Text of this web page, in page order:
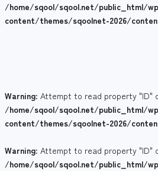
/home/sqool/sqool.net/public_html/
content/themes/sqoolnet-2026/
Warning: Attempt to read property "ID"
/home/sqool/sqool.net/public_html/
content/themes/sqoolnet-2026/
Warning: Attempt to read property "ID"
/home/sqool/sqool.net/public_html/